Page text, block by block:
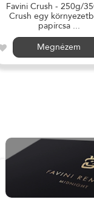
Favini Crush - 250g/
Crush egy
papírcsa ...
Megnézem